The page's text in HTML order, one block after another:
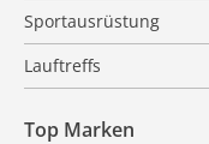
Sportausrüstung
Lauftreffs
Top Marken